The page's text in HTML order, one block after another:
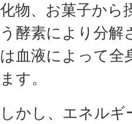
化物、お菓子から
う酵素により分
は血液によって全
ます。
しかし、エネル